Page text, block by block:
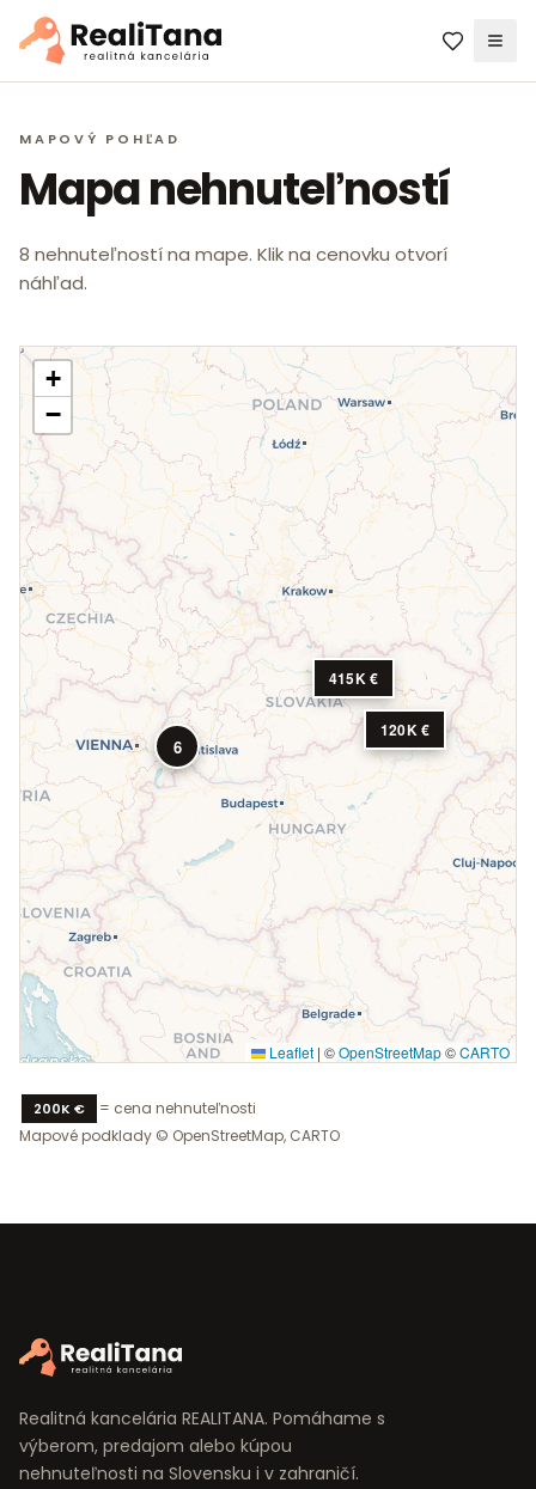
MAPOVÝ POHĽAD
Mapa nehnuteľností
8 nehnuteľností na mape. Klik na cenovku otvorí
náhľad.
415K €
120K €
6
+
−
Leaflet | ©OpenStreetMap©CARTO
200K €
= cena nehnuteľnosti
Mapové podklady © OpenStreetMap, CARTO
Realitná kancelária REALITANA. Pomáhame s
výberom, predajom alebo kúpou
nehnuteľnosti na Slovensku i v zahraničí.